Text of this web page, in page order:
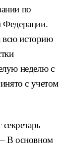
по
Федерации.
всю историю
неделю с
с учетом
В основном